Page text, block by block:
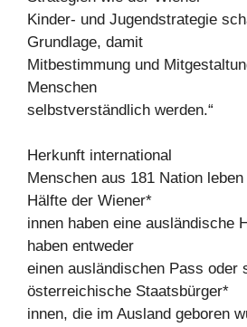
Kinder- und Jugendstrategie
Grundlage, damit
Mitbestimmung und
Menschen
selbstverständlich werden.“
Herkunft international
Menschen aus 181 Nation
Hälfte der Wiener*
innen haben eine ausländische
haben entweder
einen ausländischen Pass oder
österreichische Staatsbürger*
innen, die im Ausland geboren